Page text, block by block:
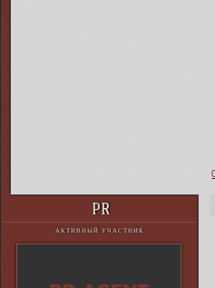
PR
АКТИВНЫЙ УЧАСТНИК